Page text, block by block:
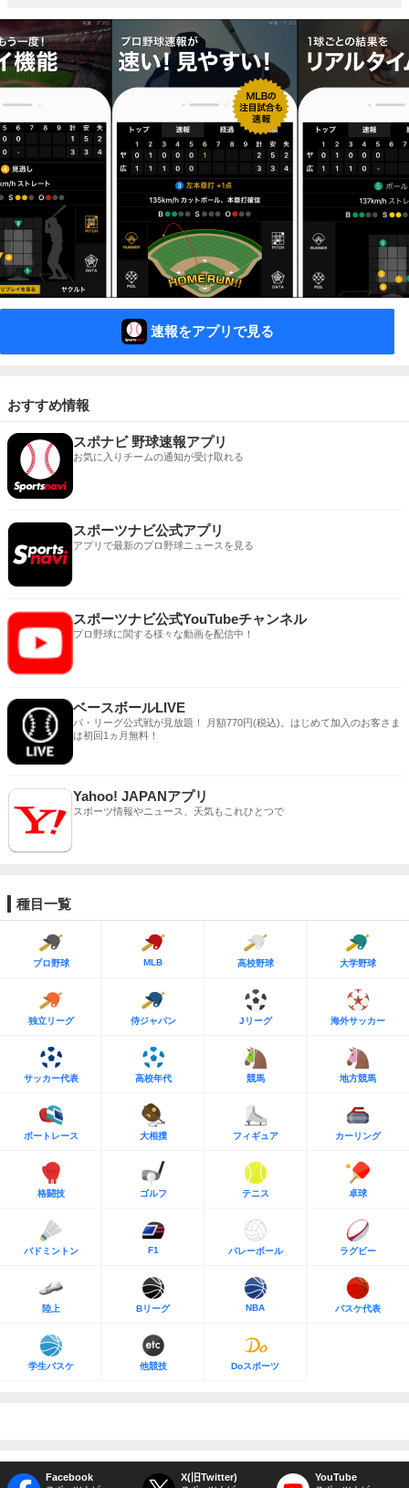
速報をアプリで見る
おすすめ情報
スポナビ 野球速報アプリ
お気に入りチームの通知が受け取れる
スポーツナビ公式アプリ
アプリで最新のプロ野球ニュースを見る
スポーツナビ公式YouTubeチャンネル
プロ野球に関する様々な動画を配信中！
ベースボールLIVE
パ・リーグ公式戦が見放題！ 月額770円(税込)。はじめて加入のお客さま
は初回1ヵ月無料！
Yahoo! JAPANアプリ
スポーツ情報やニュース、天気もこれひとつで
種目一覧
プロ野球 MLB 高校野球 大学野球
独立リーグ 侍ジャパン Jリーグ 海外サッカー
サッカー代表 高校年代 競馬 地方競馬
ボートレース 大相撲 フィギュア カーリング
格闘技 ゴルフ テニス 卓球
バドミントン F1 バレーボール ラグビー
陸上 Bリーグ NBA バスケ代表
学生バスケ 他競技 Doスポーツ
Facebook X(旧Twitter) YouTube